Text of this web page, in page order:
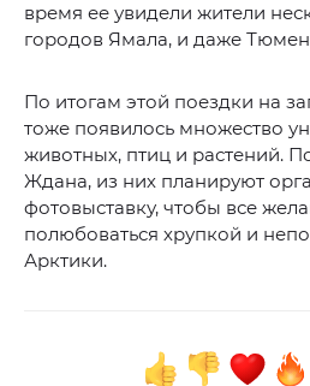
время ее увидели жители
городов Ямала, и даже
По итогам этой поездки на
тоже появилось множество
животных, птиц и растений.
Ждана, из них планируют
фотовыставку, чтобы все
полюбоваться хрупкой и
Арктики.